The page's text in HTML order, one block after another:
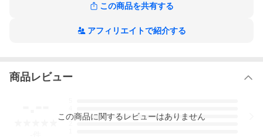
ツイン スマートコード式へ
シングル スマートコード式へ
シングル 電動式へ
この商品を共有する
アフィリエイトで紹介する
商品レビュー
3
この商品に関するレビューはありません